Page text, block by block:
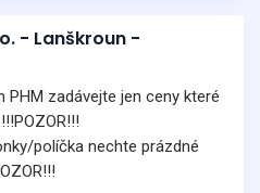
- Lanškroun -
PHM zadávejte jen ceny které
políčka nechte prázdné